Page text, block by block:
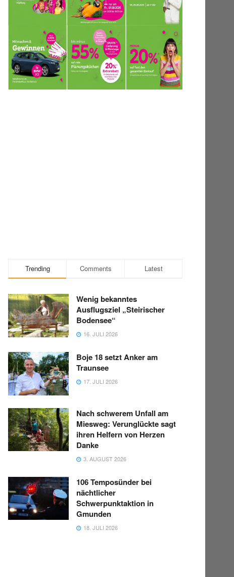
Trending Comments Latest
Wenig bekanntes
Ausflugsziel „Steirischer
Bodensee“
16. JULI 2026
Boje 18 setzt Anker am
Traunsee
17. JULI 2026
Nach schwerem Unfall am
Miesweg: Verunglückte sagt
ihren Helfern von Herzen
Danke
3. AUGUST 2026
106 Temposünder bei
nächtlicher
Schwerpunktaktion in
Gmunden
18. JULI 2026